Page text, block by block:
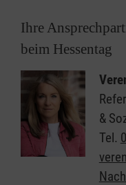
Ihre
beim Hessentag
&
Tel.